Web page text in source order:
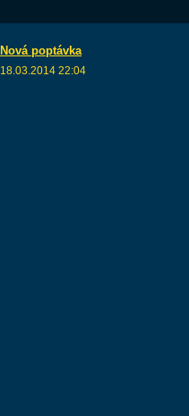
Nová poptávka
18.03.2014 22:04